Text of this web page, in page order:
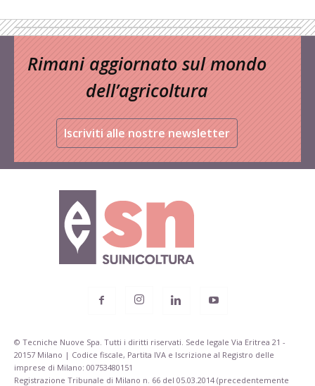
Rimani aggiornato sul mondo
dell’agricoltura
Iscriviti alle nostre newsletter
© Tecniche Nuove Spa. Tutti i diritti riservati. Sede legale Via Eritrea 21 -
20157 Milano | Codice fiscale, Partita IVA e Iscrizione al Registro delle
imprese di Milano: 00753480151
Registrazione Tribunale di Milano n. 66 del 05.03.2014 (precedentemente